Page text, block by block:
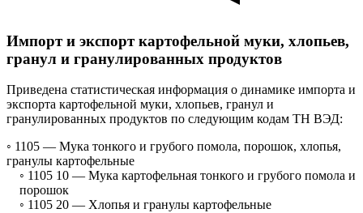
Импорт и экспорт картофельной муки, хлопьев,
гранул и гранулированных продуктов
Приведена статистическая информация о динамике импорта и
экспорта картофельной муки, хлопьев, гранул и
гранулированных продуктов по следующим кодам ТН ВЭД:
◦ 1105 — Мука тонкого и грубого помола, порошок, хлопья,
гранулы картофельные
◦ 1105 10 — Мука картофельная тонкого и грубого помола и
порошок
◦ 1105 20 — Хлопья и гранулы картофельные